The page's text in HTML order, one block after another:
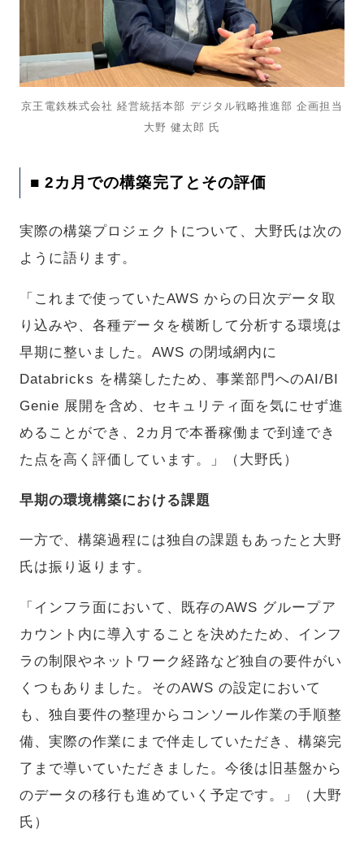
京王電鉄株式会社 経営統括本部 デジタル戦略推進部 企画担当
大野 健太郎 氏
■ 2カ月での構築完了とその評価
実際の構築プロジェクトについて、大野氏は次の
ように語ります。
「これまで使っていたAWS からの日次データ取
り込みや、各種データを横断して分析する環境は
早期に整いました。AWS の閉域網内に
Databricks を構築したため、事業部門へのAI/BI
Genie 展開を含め、セキュリティ面を気にせず進
めることができ、2カ月で本番稼働まで到達でき
た点を高く評価しています。」（大野氏）
早期の環境構築における課題
一方で、構築過程には独自の課題もあったと大野
氏は振り返ります。
「インフラ面において、既存のAWS グループア
カウント内に導入することを決めたため、インフ
ラの制限やネットワーク経路など独自の要件がい
くつもありました。そのAWS の設定において
も、独自要件の整理からコンソール作業の手順整
備、実際の作業にまで伴走していただき、構築完
了まで導いていただきました。今後は旧基盤から
のデータの移行も進めていく予定です。」（大野
氏）